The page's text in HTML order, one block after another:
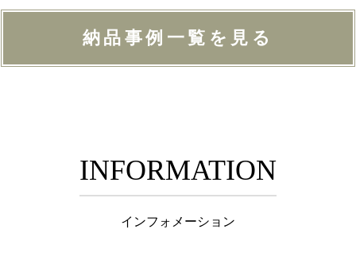
納品事例一覧を見る
INFORMATION
インフォメーション